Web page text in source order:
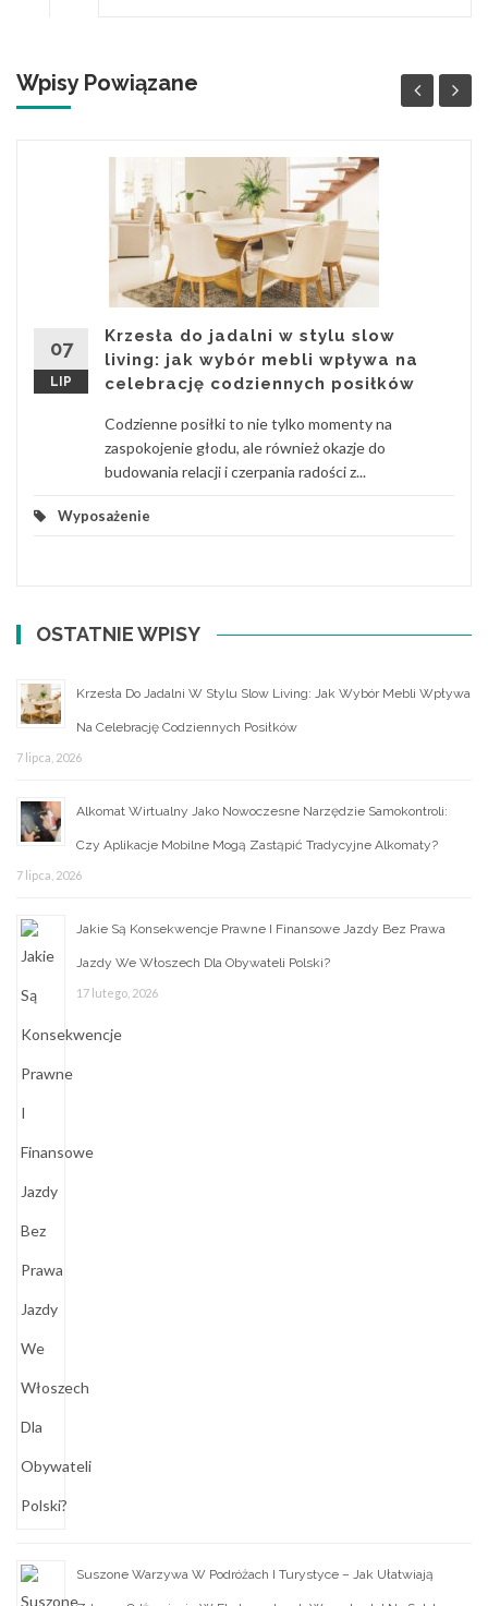
Wpisy Powiązane
07
LIP
Krzesła do jadalni w stylu slow
living: jak wybór mebli wpływa na
celebrację codziennych posiłków
Codzienne posiłki to nie tylko momenty na
zaspokojenie głodu, ale również okazje do
budowania relacji i czerpania radości z...
Wyposażenie
OSTATNIE WPISY
Krzesła Do Jadalni W Stylu Slow Living: Jak Wybór Mebli Wpływa
Na Celebrację Codziennych Posiłków
7 lipca, 2026
Alkomat Wirtualny Jako Nowoczesne Narzędzie Samokontroli:
Czy Aplikacje Mobilne Mogą Zastąpić Tradycyjne Alkomaty?
7 lipca, 2026
Jakie Są Konsekwencje Prawne I Finansowe Jazdy Bez Prawa
Jazdy We Włoszech Dla Obywateli Polski?
17 lutego, 2026
Suszone Warzywa W Podróżach I Turystyce – Jak Ułatwiają